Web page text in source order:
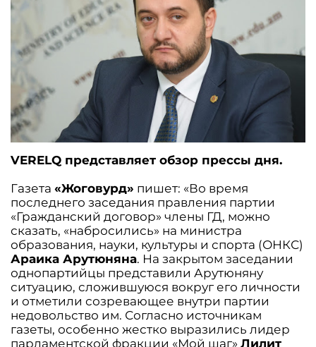
VERELQ представляет обзор прессы дня.
Газета «Жоговурд» пишет: «Во время
последнего заседания правления партии
«Гражданский договор» члены ГД, можно
сказать, «набросились» на министра
образования, науки, культуры и спорта (ОНКС)
Араика Арутюняна. На закрытом заседании
однопартийцы представили Арутюняну
ситуацию, сложившуюся вокруг его личности
и отметили созревающее внутри партии
недовольство им. Согласно источникам
газеты, особенно жестко выразились лидер
парламентской фракции «Мой шаг» Лилит